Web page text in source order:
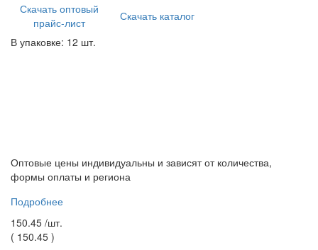
Скачать оптовый
прайс-лист
Скачать каталог
В упаковке: 12 шт.
Оптовые цены индивидуальны и зависят от количества,
формы оплаты и региона
Подробнее
150.45 /шт.
( 150.45 )